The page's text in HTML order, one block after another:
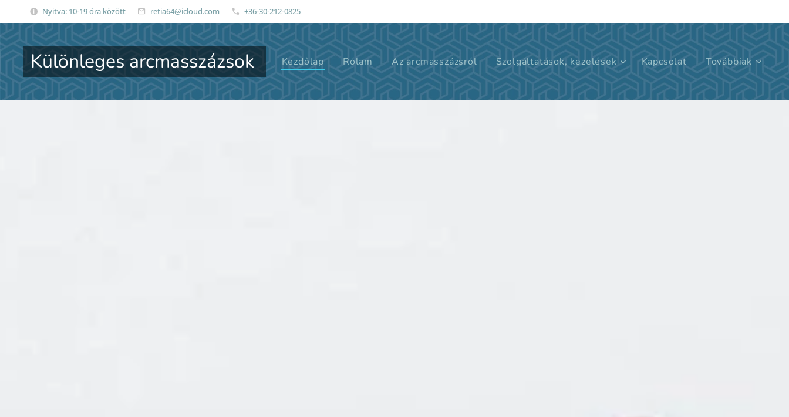
Nyitva: 10-19 óra között retia64@icloud.com +36-30-212-0825
Különleges arcmasszázsok Kezdőlap Rólam Az arcmasszázsról Szolgáltatások, kezelések Kapcsolat Továbbiak